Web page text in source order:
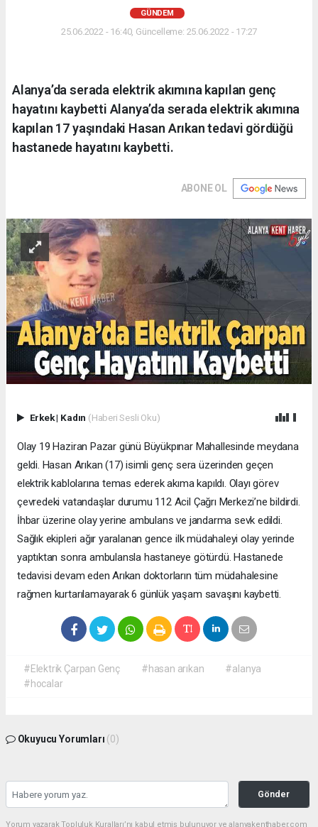
GÜNDEM
25.06.2022 - 16:40, Güncelleme: 25.06.2022 - 17:27
Alanya’da serada elektrik akımına kapılan genç
hayatını kaybetti Alanya’da serada elektrik akımına
kapılan 17 yaşındaki Hasan Arıkan tedavi gördüğü
hastanede hayatını kaybetti.
ABONE OL
Erkek| Kadın (Haberi Sesli Oku)
Olay 19 Haziran Pazar günü Büyükpınar Mahallesinde meydana
geldi. Hasan Arıkan (17) isimli genç sera üzerinden geçen
elektrik kablolarına temas ederek akıma kapıldı. Olayı görev
çevredeki vatandaşlar durumu 112 Acil Çağrı Merkezi’ne bildirdi.
İhbar üzerine olay yerine ambulans ve jandarma sevk edildi.
Sağlık ekipleri ağır yaralanan gence ilk müdahaleyi olay yerinde
yaptıktan sonra ambulansla hastaneye götürdü. Hastanede
tedavisi devam eden Arıkan doktorların tüm müdahalesine
rağmen kurtarılamayarak 6 günlük yaşam savaşını kaybetti.
#Elektrik Çarpan Genç #hasan arıkan
#alanya
#hocalar
Okuyucu Yorumları (0)
Gönder
Yorum yazarak Topluluk Kuralları’nı kabul etmiş bulunuyor ve alanyakenthaber.com